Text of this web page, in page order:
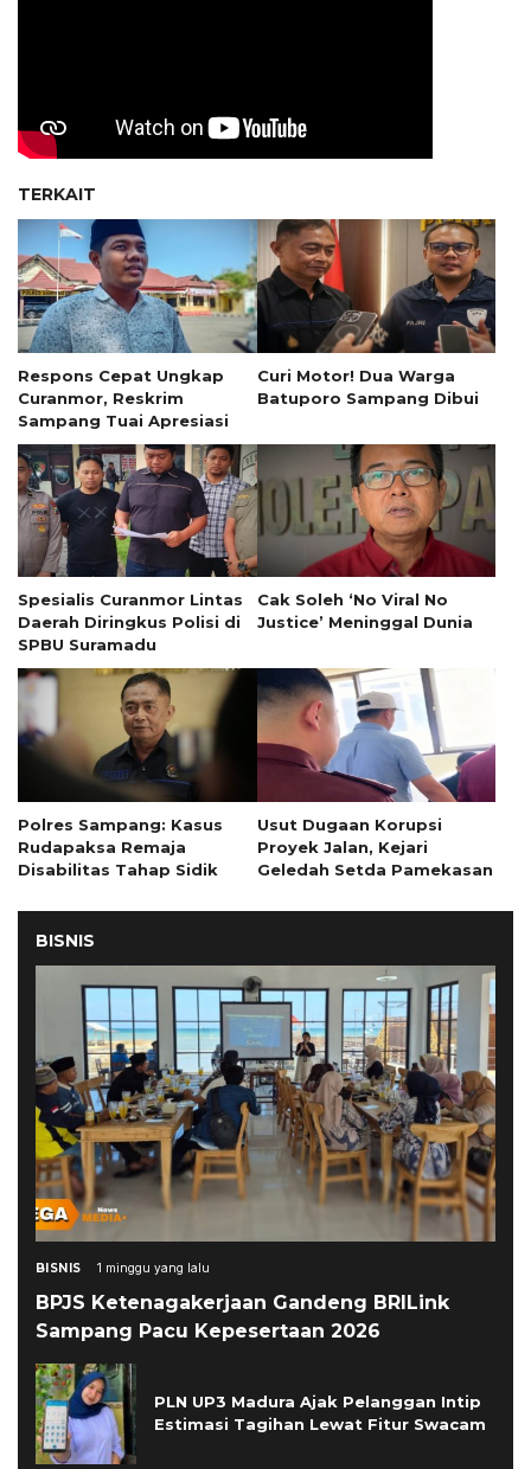
TERKAIT
Respons Cepat Ungkap
Curanmor, Reskrim
Sampang Tuai Apresiasi
Curi Motor! Dua Warga
Batuporo Sampang Dibui
Spesialis Curanmor Lintas
Daerah Diringkus Polisi di
SPBU Suramadu
Cak Soleh ‘No Viral No
Justice’ Meninggal Dunia
Polres Sampang: Kasus
Rudapaksa Remaja
Disabilitas Tahap Sidik
Usut Dugaan Korupsi
Proyek Jalan, Kejari
Geledah Setda Pamekasan
BISNIS
BISNIS 1 minggu yang lalu
BPJS Ketenagakerjaan Gandeng BRILink
Sampang Pacu Kepesertaan 2026
PLN UP3 Madura Ajak Pelanggan Intip
Estimasi Tagihan Lewat Fitur Swacam